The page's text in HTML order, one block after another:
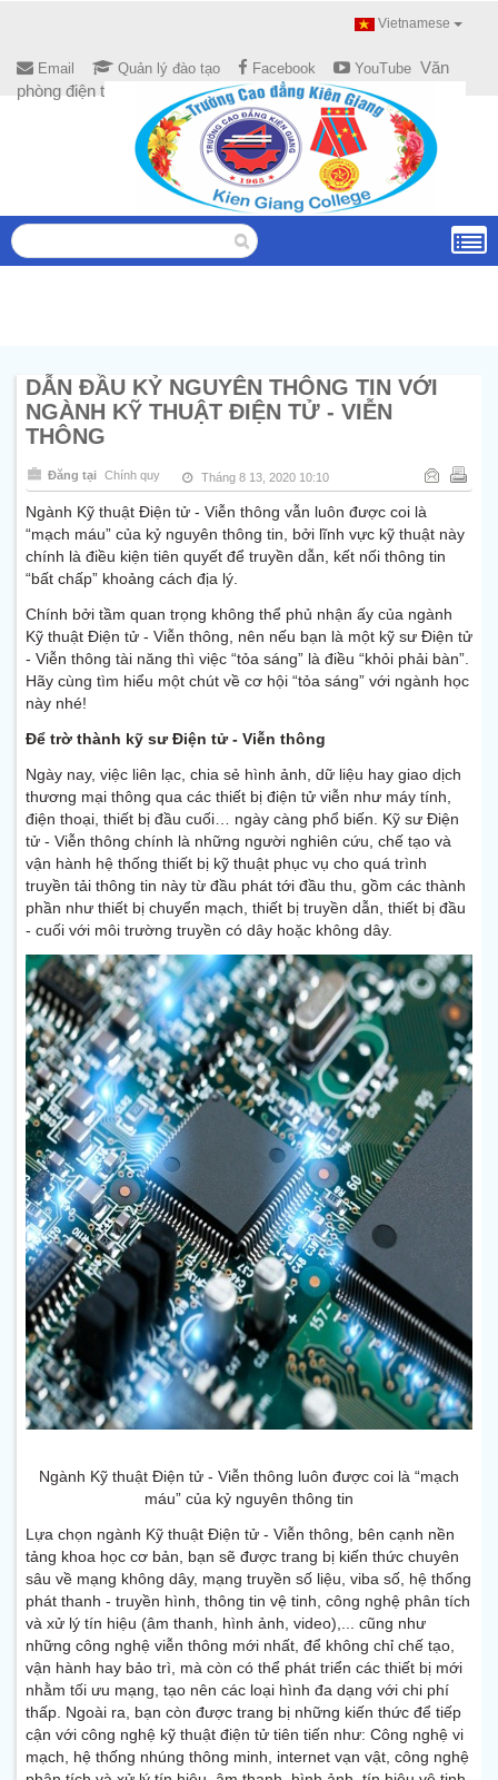
Vietnamese
Email Quản lý đào tạo Facebook YouTube Văn
phòng điện tử
DẪN ĐẦU KỶ NGUYÊN THÔNG TIN VỚI
NGÀNH KỸ THUẬT ĐIỆN TỬ - VIỄN
THÔNG
Đăng tại Chính quy Tháng 8 13, 2020 10:10
Ngành Kỹ thuật Điện tử - Viễn thông vẫn luôn được coi là
“mạch máu” của kỷ nguyên thông tin, bởi lĩnh vực kỹ thuật này
chính là điều kiện tiên quyết để truyền dẫn, kết nối thông tin
“bất chấp” khoảng cách địa lý.
Chính bởi tầm quan trọng không thể phủ nhận ấy của ngành
Kỹ thuật Điện tử - Viễn thông, nên nếu bạn là một kỹ sư Điện tử
- Viễn thông tài năng thì việc “tỏa sáng” là điều “khỏi phải bàn”.
Hãy cùng tìm hiểu một chút về cơ hội “tỏa sáng” với ngành học
này nhé!
Để trờ thành kỹ sư Điện tử - Viễn thông
Ngày nay, việc liên lạc, chia sẻ hình ảnh, dữ liệu hay giao dịch
thương mại thông qua các thiết bị điện tử viễn như máy tính,
điện thoại, thiết bị đầu cuối… ngày càng phổ biến. Kỹ sư Điện
tử - Viễn thông chính là những người nghiên cứu, chế tạo và
vận hành hệ thống thiết bị kỹ thuật phục vụ cho quá trình
truyền tải thông tin này từ đầu phát tới đầu thu, gồm các thành
phần như thiết bị chuyển mạch, thiết bị truyền dẫn, thiết bị đầu
- cuối với môi trường truyền có dây hoặc không dây.
Ngành Kỹ thuật Điện tử - Viễn thông luôn được coi là “mạch
máu” của kỷ nguyên thông tin
Lựa chọn ngành Kỹ thuật Điện tử - Viễn thông, bên cạnh nền
tảng khoa học cơ bản, bạn sẽ được trang bị kiến thức chuyên
sâu về mạng không dây, mạng truyền số liệu, viba số, hệ thống
phát thanh - truyền hình, thông tin vệ tinh, công nghệ phân tích
và xử lý tín hiệu (âm thanh, hình ảnh, video),... cũng như
những công nghệ viễn thông mới nhất, để không chỉ chế tạo,
vận hành hay bảo trì, mà còn có thể phát triển các thiết bị mới
nhằm tối ưu mạng, tạo nên các loại hình đa dạng với chi phí
thấp. Ngoài ra, bạn còn được trang bị những kiến thức để tiếp
cận với công nghệ kỹ thuật điện tử tiên tiến như: Công nghệ vi
mạch, hệ thống nhúng thông minh, internet vạn vật, công nghệ